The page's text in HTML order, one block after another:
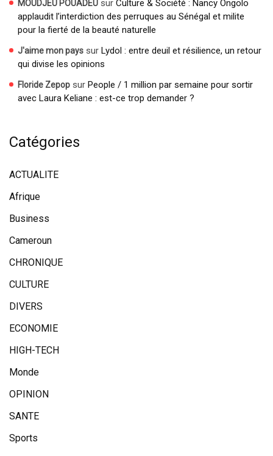
MOUDJEU POUADEU sur Culture & Société : Nancy Ongolo
applaudit l’interdiction des perruques au Sénégal et milite
pour la fierté de la beauté naturelle
J'aime mon pays sur Lydol : entre deuil et résilience, un retour
qui divise les opinions
Floride Zepop sur People / 1 million par semaine pour sortir
avec Laura Keliane : est-ce trop demander ?
Catégories
ACTUALITE
Afrique
Business
Cameroun
CHRONIQUE
CULTURE
DIVERS
ECONOMIE
HIGH-TECH
Monde
OPINION
SANTE
Sports